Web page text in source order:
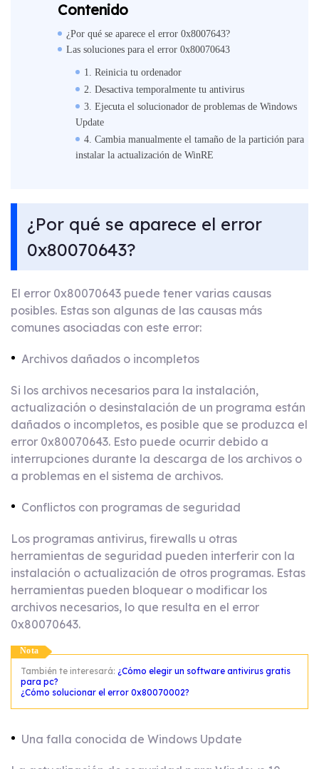
Contenido
¿Por qué se aparece el error 0x8007643?
Las soluciones para el error 0x80070643
1. Reinicia tu ordenador
2. Desactiva temporalmente tu antivirus
3. Ejecuta el solucionador de problemas de Windows
Update
4. Cambia manualmente el tamaño de la partición para
instalar la actualización de WinRE
¿Por qué se aparece el error
0x80070643?
El error 0x80070643 puede tener varias causas
posibles. Estas son algunas de las causas más
comunes asociadas con este error:
Archivos dañados o incompletos
Si los archivos necesarios para la instalación,
actualización o desinstalación de un programa están
dañados o incompletos, es posible que se produzca el
error 0x80070643. Esto puede ocurrir debido a
interrupciones durante la descarga de los archivos o
a problemas en el sistema de archivos.
Conflictos con programas de seguridad
Los programas antivirus, firewalls u otras
herramientas de seguridad pueden interferir con la
instalación o actualización de otros programas. Estas
herramientas pueden bloquear o modificar los
archivos necesarios, lo que resulta en el error
0x80070643.
Nota
También te interesará: ¿Cómo elegir un software antivirus gratis
para pc?
¿Cómo solucionar el error 0x80070002?
Una falla conocida de Windows Update